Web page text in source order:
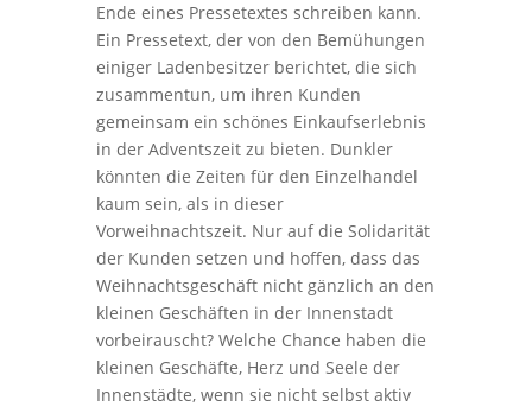
Ende eines Pressetextes schreiben kann.
Ein Pressetext, der von den Bemühungen
einiger Ladenbesitzer berichtet, die sich
zusammentun, um ihren Kunden
gemeinsam ein schönes Einkaufserlebnis
in der Adventszeit zu bieten. Dunkler
könnten die Zeiten für den Einzelhandel
kaum sein, als in dieser
Vorweihnachtszeit. Nur auf die Solidarität
der Kunden setzen und hoffen, dass das
Weihnachtsgeschäft nicht gänzlich an den
kleinen Geschäften in der Innenstadt
vorbeirauscht? Welche Chance haben die
kleinen Geschäfte, Herz und Seele der
Innenstädte, wenn sie nicht selbst aktiv